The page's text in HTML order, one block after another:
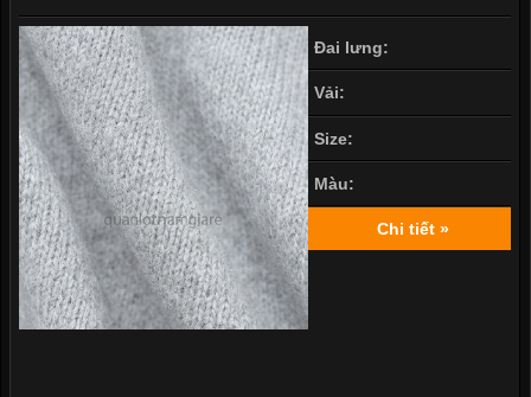
Đai lưng:
Vải:
Size:
Màu:
Chi tiết »